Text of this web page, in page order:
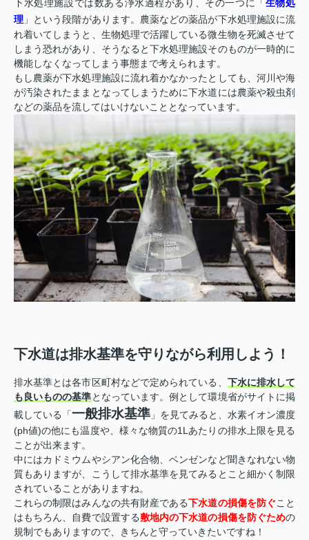
下水処理施設では数ある浄水過程があり、その一つに「 生物処
理 」という段階があります。農薬などの薬品が下水処理施設に流
れ着いてしまうと、生物処理で活躍している微生物を死滅させて
しまう恐れがあり、そうなると下水処理施設そのものが一時的に
機能しなくなってしまう事態まで考えられます。
もし農薬が下水処理施設に流れ着かなかったとしても、河川や海
が汚染されたままとなってしまうために下水道には農薬や殺虫剤
などの薬品を流してはいけないこととなっています。
下水道は排水基準を守りながら利用しよう！
排水基準とは各市区町村などで定められている、 下水に排水して
も良いものの基準となっています。例として環境省がサイトに掲
載している「一般排水基準 」を見てみると、水素イオン濃度
(ph値)の他にも温度や、様々な物質の1Lあたりの排水上限を見る
ことが出来ます。
中にはカドミウムやシアン化合物、ベンゼンなど聞きなれない物
質もありますが、こうして排水基準を見てみるとこと細かく制限
されていることがありますね。
これらの制限はみんなの共有財産である下水道の損傷を防ぐこと
はもちろん、自費で設置する敷地内の下水道の損傷を防ぐための
規制でもありますので、きちんと守っていきたいですね！